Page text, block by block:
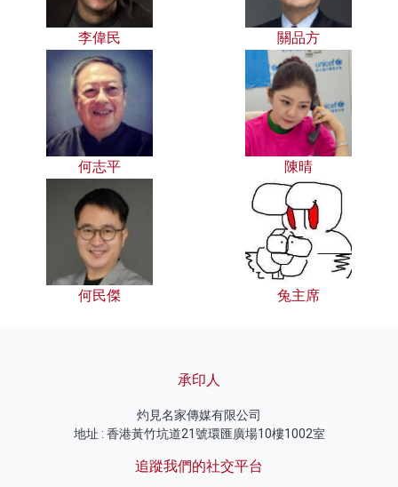
李偉民 關品方
何志平 陳晴
何民傑 兔主席
承印人
灼見名家傳媒有限公司
地址 : 香港黃竹坑道21號環匯廣場10樓1002室
追蹤我們的社交平台